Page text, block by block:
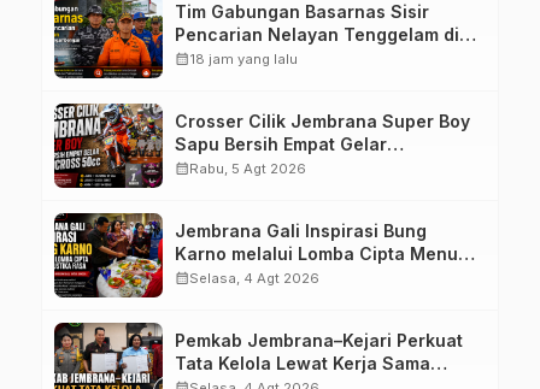
Tim Gabungan Basarnas Sisir
Pencarian Nelayan Tenggelam di
Perairan Pantai Pengambengan
calendar_month18 jam yang lalu
Crosser Cilik Jembrana Super Boy
Sapu Bersih Empat Gelar
Motocross 50cc
calendar_monthRabu, 5 Agt 2026
Jembrana Gali Inspirasi Bung
Karno melalui Lomba Cipta Menu
Mustika Rasa
calendar_monthSelasa, 4 Agt 2026
Pemkab Jembrana–Kejari Perkuat
Tata Kelola Lewat Kerja Sama